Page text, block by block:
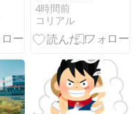
とソウルの評
価がこち
ら・・・」
4時間前
コリアル